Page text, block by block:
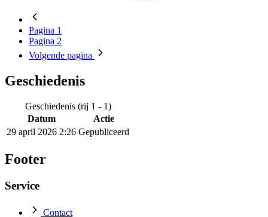
Pagina 1
Pagina 2
Volgende pagina
Geschiedenis
Geschiedenis (rij 1 - 1)
Datum
Actie
29 april 2026 2:26 Gepubliceerd
Footer
Service
Contact